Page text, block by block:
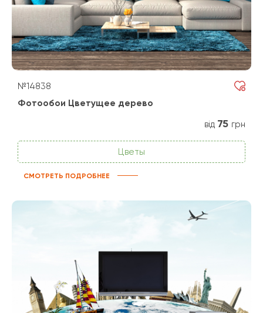
№14838
Фотообои Цветущее дерево
від 75 грн
Цветы
СМОТРЕТЬ ПОДРОБНЕЕ